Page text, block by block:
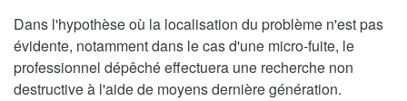
Dans l'hypothèse où la localisation du problème n'est pas
évidente, notamment dans le cas d'une micro-fuite, le
professionnel dépêché effectuera une recherche non
destructive à l'aide de moyens dernière génération.